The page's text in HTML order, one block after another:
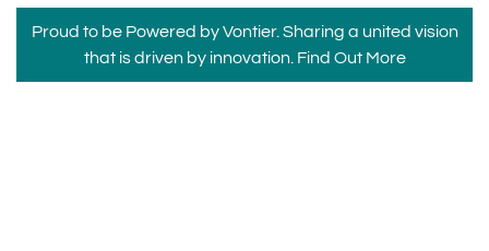
Brazil
Português
Srpski
Suomi
Svenska
Proud to be Powered by Vontier. Sharing a united vision
that is driven by innovation. Find Out More